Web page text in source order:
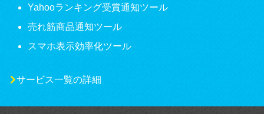
Yahooランキング受賞通知ツール
売れ筋商品通知ツール
スマホ表示効率化ツール
サービス一覧の詳細